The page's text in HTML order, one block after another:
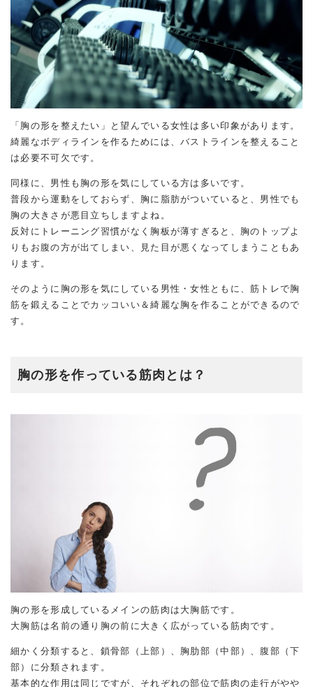
「胸の形を整えたい」と望んでいる女性は多い印象があります。
綺麗なボディラインを作るためには、バストラインを整えること
は必要不可欠です。
同様に、男性も胸の形を気にしている方は多いです。
普段から運動をしておらず、胸に脂肪がついていると、男性でも
胸の大きさが悪目立ちしますよね。
反対にトレーニング習慣がなく胸板が薄すぎると、胸のトップよ
りもお腹の方が出てしまい、見た目が悪くなってしまうこともあ
ります。
そのように胸の形を気にしている男性・女性ともに、筋トレで胸
筋を鍛えることでカッコいい＆綺麗な胸を作ることができるので
す。
胸の形を作っている筋肉とは？
胸の形を形成しているメインの筋肉は大胸筋です。
大胸筋は名前の通り胸の前に大きく広がっている筋肉です。
細かく分類すると、鎖骨部（上部）、胸肋部（中部）、腹部（下
部）に分類されます。
基本的な作用は同じですが、それぞれの部位で筋肉の走行がやや